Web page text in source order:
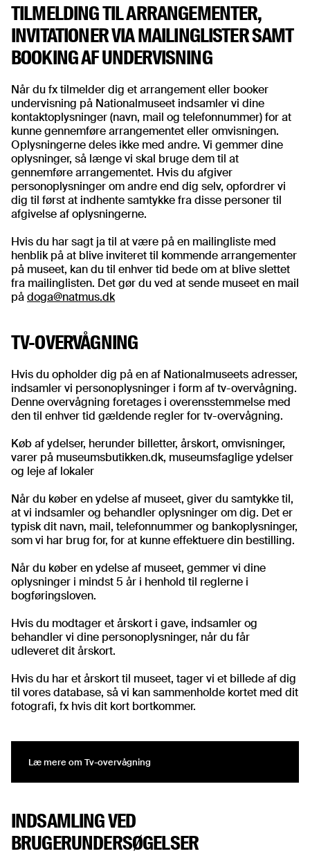
TILMELDING TIL ARRANGEMENTER,
INVITATIONER VIA MAILINGLISTER SAMT
BOOKING AF UNDERVISNING
Når du fx tilmelder dig et arrangement eller booker
undervisning på Nationalmuseet indsamler vi dine
kontaktoplysninger (navn, mail og telefonnummer) for at
kunne gennemføre arrangementet eller omvisningen.
Oplysningerne deles ikke med andre. Vi gemmer dine
oplysninger, så længe vi skal bruge dem til at
gennemføre arrangementet. Hvis du afgiver
personoplysninger om andre end dig selv, opfordrer vi
dig til først at indhente samtykke fra disse personer til
afgivelse af oplysningerne.
Hvis du har sagt ja til at være på en mailingliste med
henblik på at blive inviteret til kommende arrangementer
på museet, kan du til enhver tid bede om at blive slettet
fra mailinglisten. Det gør du ved at sende museet en mail
pådoga@natmus.dk
TV-OVERVÅGNING
Hvis du opholder dig på en af Nationalmuseets adresser,
indsamler vi personoplysninger i form af tv-overvågning.
Denne overvågning foretages i overensstemmelse med
den til enhver tid gældende regler for tv-overvågning.
Køb af ydelser, herunder billetter, årskort, omvisninger,
varer på museumsbutikken.dk, museumsfaglige ydelser
og leje af lokaler
Når du køber en ydelse af museet, giver du samtykke til,
at vi indsamler og behandler oplysninger om dig. Det er
typisk dit navn, mail, telefonnummer og bankoplysninger,
som vi har brug for, for at kunne effektuere din bestilling.
Når du køber en ydelse af museet, gemmer vi dine
oplysninger i mindst 5 år i henhold til reglerne i
bogføringsloven.
Hvis du modtager et årskort i gave, indsamler og
behandler vi dine personoplysninger, når du får
udleveret dit årskort.
Hvis du har et årskort til museet, tager vi et billede af dig
til vores database, så vi kan sammenholde kortet med dit
fotografi, fx hvis dit kort bortkommer.
Læ mere om Tv-overvågning
INDSAMLING VED
BRUGERUNDERSØGELSER